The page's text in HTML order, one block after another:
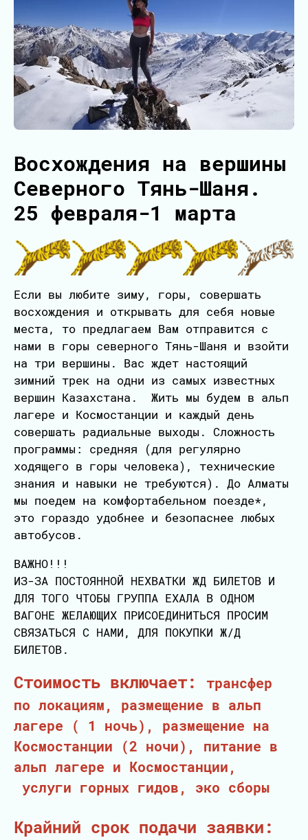
Восхождения на вершины
Северного Тянь-Шаня.
25 февраля-1 марта
Если вы любите зиму, горы, совершать
восхождения и открывать для себя новые
места, то предлагаем Вам отправится с
нами в горы северного Тянь-Шаня и взойти
на три вершины. Вас ждет настоящий
зимний трек на одни из самых известных
вершин Казахстана. Жить мы будем в альп
лагере и Космостанции и каждый день
совершать радиальные выходы. Сложность
программы: средняя (для регулярно
ходящего в горы человека), технические
знания и навыки не требуются). До Алматы
мы поедем на комфортабельном поезде*,
это гораздо удобнее и безопаснее любых
автобусов.
ВАЖНО!!!
ИЗ-ЗА ПОСТОЯННОЙ НЕХВАТКИ ЖД БИЛЕТОВ И
ДЛЯ ТОГО ЧТОБЫ ГРУППА ЕХАЛА В ОДНОМ
ВАГОНЕ ЖЕЛАЮЩИХ ПРИСОЕДИНИТЬСЯ ПРОСИМ
СВЯЗАТЬСЯ С НАМИ, ДЛЯ ПОКУПКИ Ж/Д
БИЛЕТОВ.
Стоимость включает:
трансфер
по локациям, размещение в альп
лагере ( 1 ночь), размещение на
Космостанции (2 ночи), питание в
альп лагере и Космостанции,
услуги горных гидов, эко сборы
Крайний срок подачи заявки: